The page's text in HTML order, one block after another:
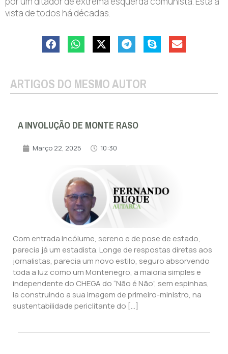
vista de todos há décadas.
ARTIGOS DO MESMO AUTOR
A INVOLUÇÃO DE MONTE RASO
Março 22, 2025 10:30
Com entrada incólume, sereno e de pose de estado,
parecia já um estadista. Longe de respostas diretas aos
jornalistas, parecia um novo estilo, seguro absorvendo
toda a luz como um Montenegro, a maioria simples e
independente do CHEGA do “Não é Não”, sem espinhas,
ia construindo a sua imagem de primeiro-ministro, na
sustentabilidade periclitante do […]